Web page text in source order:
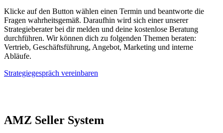
Klicke auf den Button wählen einen Termin und beantworte die
Fragen wahrheitsgemäß. Daraufhin wird sich einer unserer
Strategieberater bei dir melden und deine kostenlose Beratung
durchführen. Wir können dich zu folgenden Themen beraten:
Vertrieb, Geschäftsführung, Angebot, Marketing und interne
Abläufe.
Strategiegespräch vereinbaren
AMZ Seller System